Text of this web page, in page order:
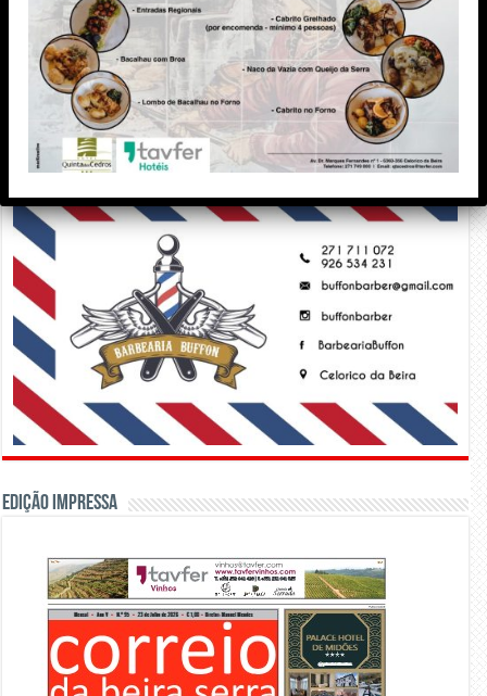
PUBLICIDADE
Edição Impressa